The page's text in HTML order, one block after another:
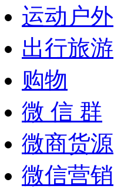
运动户外
出行旅游
购物
微 信 群
微商货源
微信营销